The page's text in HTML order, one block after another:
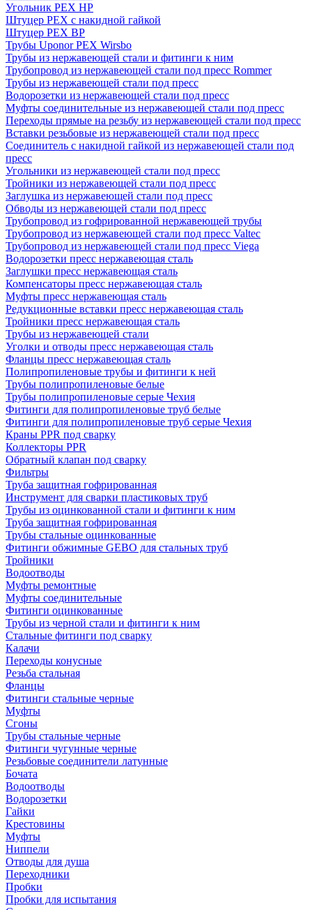
Угольник PEX НР
Штуцер PEX c накидной гайкой
Штуцер PEX ВР
Трубы Uponor PEX Wirsbo
Трубы из нержавеющей стали и фитинги к ним
Трубопровод из нержавеющей стали под пресс Rommer
Трубы из нержавеющей стали под пресс
Водорозетки из нержавеющей стали под пресс
Муфты соединительные из нержавеющей стали под пресс
Переходы прямые на резьбу из нержавеющей стали под пресс
Вставки резьбовые из нержавеющей стали под пресс
Соединитель с накидной гайкой из нержавеющей стали под
пресс
Угольники из нержавеющей стали под пресс
Тройники из нержавеющей стали под пресс
Заглушка из нержавеющей стали под пресс
Обводы из нержавеющей стали под пресс
Трубопровод из гофрированной нержавеющей трубы
Трубопровод из нержавеющей стали под пресс Valtec
Трубопровод из нержавеющей стали под пресс Viega
Водорозетки пресс нержавеющая сталь
Заглушки пресс нержавеющая сталь
Компенсаторы пресс нержавеющая сталь
Муфты пресс нержавеющая сталь
Редукционные вставки пресс нержавеющая сталь
Тройники пресс нержавеющая сталь
Трубы из нержавеющей стали
Уголки и отводы пресс нержавеющая сталь
Фланцы пресс нержавеющая сталь
Полипропиленовые трубы и фитинги к ней
Трубы полипропиленовые белые
Трубы полипропиленовые серые Чехия
Фитинги для полипропиленовые труб белые
Фитинги для полипропиленовые труб серые Чехия
Краны PPR под сварку
Коллекторы PPR
Обратный клапан под сварку
Фильтры
Труба защитная гофрированная
Инструмент для сварки пластиковых труб
Трубы из оцинкованной стали и фитинги к ним
Труба защитная гофрированная
Трубы стальные оцинкованные
Фитинги обжимные GEBO для стальных труб
Тройники
Водоотводы
Муфты ремонтные
Муфты соединительные
Фитинги оцинкованные
Трубы из черной стали и фитинги к ним
Стальные фитинги под сварку
Калачи
Переходы конусные
Резьба стальная
Фланцы
Фитинги стальные черные
Муфты
Сгоны
Трубы стальные черные
Фитинги чугунные черные
Резьбовые соединители латунные
Бочата
Водоотводы
Водорозетки
Гайки
Крестовины
Муфты
Ниппели
Отводы для душа
Переходники
Пробки
Пробки для испытания